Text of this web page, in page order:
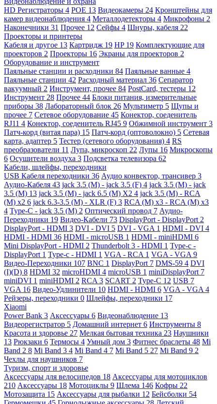
HD Регистраторы 4 POE 13 Видеокамеры 24 Кронштейны для
камер видеонаблюдения 4 Металлодетекторы 4 Микрофоны 2
Наконечники 31 Прочее 12 Сейфы 4 Шнуры, кабеля 22
Проекторы и принтеры
Кабеля и другое 13 Картридж 19 HP 19 Комплектующие для
проекторов 2 Проекторы 16 Экраны для проекторов 2
Оборудование и инструмент
Паяльные станции и расходники 84 Паяльные ванные 4
Паяльные станции 42 Расходный материал 36 Сепаратор
вакуумный 2 Инструмент, прочее 84 PostCard, тестеры 12
Инструмент 28 Прочее 44 Блоки питания, измерительные
приборы 38 Лабораторный блок 26 Мультиметр 5 Щупы и
прочее 7 Сетевое оборудование 45 Конектор, соеденитель
RJ11 4 Конектор, соеденитель RJ45 9 Обжимной инструмент 3
Патч-корд (витая пара) 15 Патч-корд (оптоволокно) 5 Сетевая
карта, адаптер 5 Тестер (сетевого оборудования) 4 RS
преобразователи 11 Лупа, микроскоп 22 Лупы 16 Микроскопы
6 Осушители воздуха 3 Подсветка телевизора 62
Кабели, шлейфы, переходники
USB Кабеля переходники 36 Аудио конвектор, трансивер 3
Аудио-Кабеля 43 jack 3.5 (M) - jack 3.5 (F) 4 jack 3.5 (M) - jack
3.5 (M) 13 jack 3.5 (M) - jack 6.5 (M) X2 4 jack 3.5 (M) - RCA
(M) x2 6 jack 6.3-3.5 (M) - XLR (F) 3 RCA (M) x3 - RCA (M) x3
4 Type-C - jack 3.5 (M) 2 Оптический провод 7 Аудио-
Переходники 19 Видео-Кабели 73 DisplayPort - DisplayPort 2
DisplayPort - HDMI 3 DVI - DVI 5 DVI - VGA 1 HDMI - DVI 4
HDMI - HDMI 36 HDMI - microUSB 1 HDMI - miniHDMI 6
Mini DisplayPort - HDMI 2 Thunderbolt 3 - HDMI 1 Type-c -
DisplayPort 1 Type-c - HDMI 1 VGA - RCA 1 VGA - VGA 9
Видео-Переходники 107 BNC 1 DisplayPort 7 DMS-59 4 DVI
(I)(D) 8 HDMI 32 microHDMI 4 microUSB 1 miniDisplayPort 7
miniDVI 1 miniHDMI 2 RCA 3 SCART 2 Type-C 12 USB 7
VGA 16 Видео-Удлинители 10 HDMI - HDMI 6 VGA - VGA 4
Рейзеры, переходники 0 Шлейфы, переходники 17
Xiaomi
Power Bank 3 Аксессуары 6 Видеонаблюдение 13
Видеорегистратор 5 Домашний интернет 6 Инструменты 8
Красота и здоровье 27 Мелкая бытовая техника 23 Наушники
13 Рюкзаки 6 Термосы 4 Умный дом 3 Фитнес браслеты 48 Mi
Band 2 8 Mi Band 3 4 Mi Band 4 7 Mi Band 5 27 Mi Band 9 2
Чехлы для наушников 7
Туризм, спорт и здоровье
Аксессуары для велосипедов 18 Аксессуары для мотоциклов
210 Аксессуары 18 Мотоциклы 9 Шлема 146 Кофры 22
Мотозащита 15 Аксессуары для рыбалки 12 Бейсболки 54